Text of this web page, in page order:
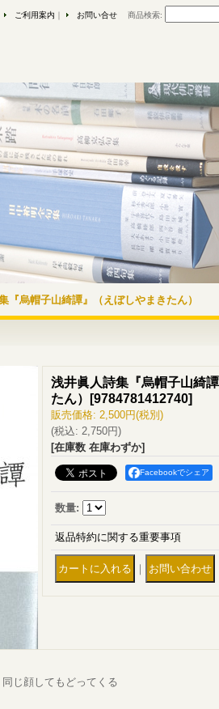
ご利用案内 お問い合せ 商品検索:
『烏帽子山綺譚』（えぼしやまきたん）
浅井眞人詩集『烏帽子山綺
たん）
[9784781412740]
販売価格: 2,500円(税別)
(税込: 2,750円)
[在庫数 在庫わずか]
Facebookでシェア
数量:
返品特約に関する重要事項
｜
じ顔してもどってくる